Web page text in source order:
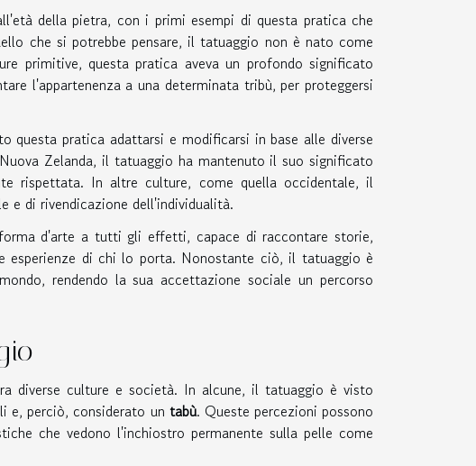
della pietra, con i primi esempi di questa pratica che
che si potrebbe pensare, il tatuaggio non è nato come
primitive, questa pratica aveva un profondo significato
l'appartenenza a una determinata tribù, per proteggersi
questa pratica adattarsi e modificarsi in base alle diverse
Zelanda, il tatuaggio ha mantenuto il suo significato
rispettata. In altre culture, come quella occidentale, il
e di rivendicazione dell'individualità.
d'arte a tutti gli effetti, capace di raccontare storie,
di chi lo porta. Nonostante ciò, il tatuaggio è
rendendo la sua accettazione sociale un percorso
diverse culture e società. In alcune, il tatuaggio è visto
e, perciò, considerato un tabù. Queste percezioni possono
che vedono l'inchiostro permanente sulla pelle come